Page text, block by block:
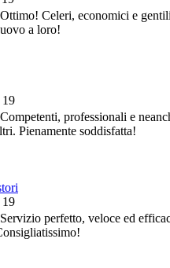
Ottimo! Celeri, economici e
a loro!
19
Competenti, professionali e
Pienamente soddisfatta!
19
Servizio perfetto, veloce ed